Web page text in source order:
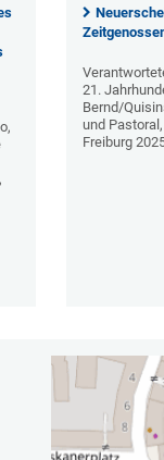
21.
Bernd/
und
Freiburg